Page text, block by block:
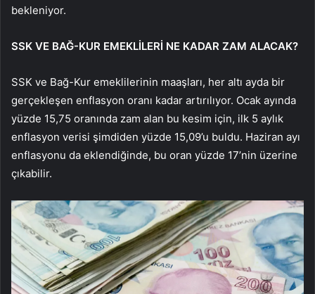
bekleniyor.
SSK VE BAĞ-KUR EMEKLİLERİ NE KADAR ZAM ALACAK?
SSK ve Bağ-Kur emeklilerinin maaşları, her altı ayda bir
gerçekleşen enflasyon oranı kadar artırılıyor. Ocak ayında
yüzde 15,75 oranında zam alan bu kesim için, ilk 5 aylık
enflasyon verisi şimdiden yüzde 15,09’u buldu. Haziran ayı
enflasyonu da eklendiğinde, bu oran yüzde 17’nin üzerine
çıkabilir.